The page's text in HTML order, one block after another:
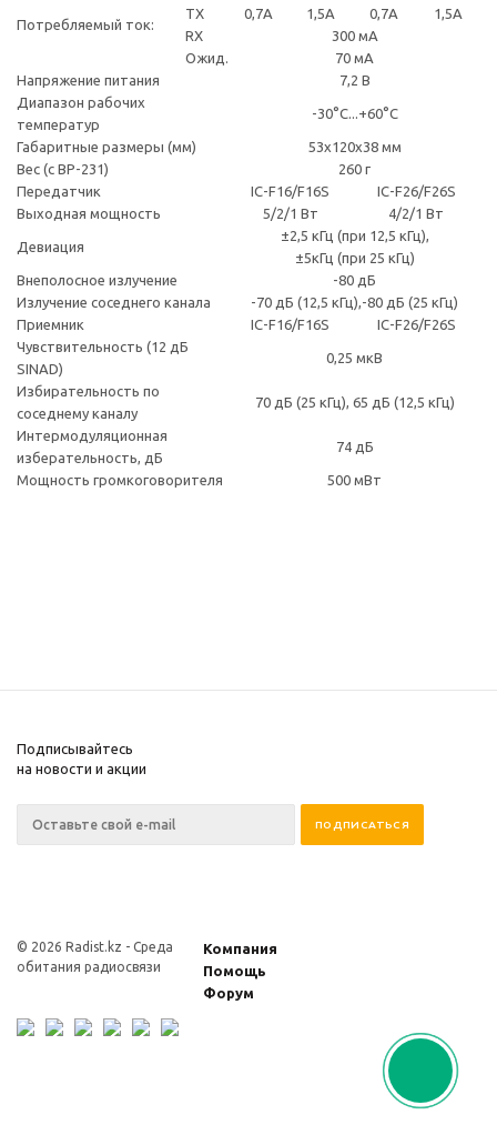
Потребляемый ток:
TX
0,7А 1,5А 0,7А
1,5А
RX
300 мА
Ожид.
70 мА
Напряжение питания
7,2 В
Диапазон рабочих
температур
-30°С...+60°С
Габаритные размеры (мм)
53x120x38 мм
Вес (с BP-231)
260 г
Передатчик
IC-F16/F16S
IC-F26/F26S
Выходная мощность
5/2/1 Вт 4/2/1 Вт
Девиация
±2,5 кГц (при 12,5 кГц),
±5кГц (при 25 кГц)
Внеполосное излучение
-80 дБ
Излучение соседнего канала
-70 дБ (12,5 кГц),-80 дБ (25 кГц)
Приемник
IC-F16/F16S
IC-F26/F26S
Чувствительность (12 дБ
SINAD)
0,25 мкВ
Избирательность по
соседнему каналу
70 дБ (25 кГц), 65 дБ (12,5 кГц)
Интермодуляционная
изберательность, дБ
74 дБ
Мощность громкоговорителя 500 мВт
Подписывайтесь
на новости и акции
© 2026 Radist.kz - Среда
обитания радиосвязи
Компания
Помощь
Форум